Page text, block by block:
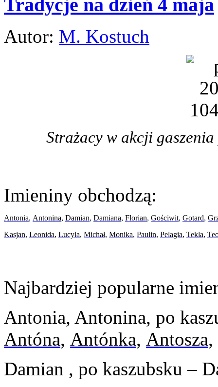
Tradycje na dzień 4 maja
Autor: M. Kostuch
Strażacy w akcji
Imieniny obchodzą:
Antonia, Antonina, Damian, Damiana, Florian, Gościwit, Gotard,
Kasjan, Leonida, Lucyla, Michał, Monika, Paulin, Pelagia, Tekla,
Najbardziej popularne
Antonia, Antonina, po
Antóna, Antónka, Antosza,
Damian , po kaszubsku –